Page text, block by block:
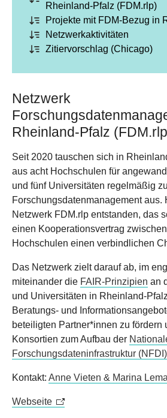
Rheinland-Pfalz (FDM.rlp)
Projekte mit FDM-Bezug in
Netzwerkaktivitäten
Zitiervorschlag (Chicago)
Netzwerk
Rheinland-Pfalz
Seit 2020 tauschen sich in
aus acht Hochschulen für
und fünf Universitäten regelmäßig
Forschungsdatenmanagement aus.
Netzwerk FDM.rlp entstanden, das
einen Kooperationsvertrag
Hochschulen einen verbindlichen
Das Netzwerk zielt darauf ab, im
miteinander die FAIR-Prinzipien an
und Universitäten in Rheinland-
Beratungs- und
beteiligten Partner*innen zu fördern
Konsortien zum Aufbau der
Forschungsdateninfrastruktur (NFDI)
Kontakt: Anne Vieten & Marina
Webseite